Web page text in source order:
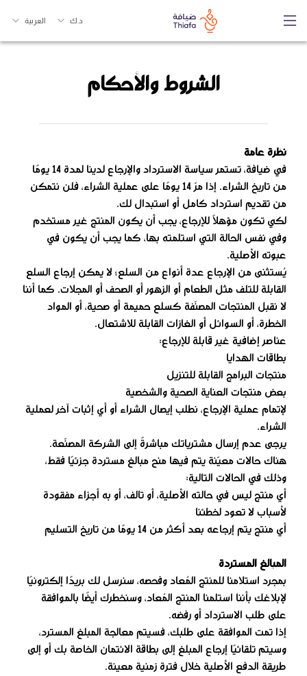
د.ك العربية
الشروط والأحكام
نظرة عامة
في ضيافة، تستمر سياسة الاسترداد والإرجاع لدينا لمدة 14 يومًا
من تاريخ الشراء. إذا مرّ 14 يومًا على عملية الشراء، فلن نتمكن
من تقديم استرداد كامل أو استبدال لك.
لكي تكون مؤهلًا للإرجاع، يجب أن يكون المنتج غير مستخدم
وفي نفس الحالة التي استلمته بها، كما يجب أن يكون في
عبوته الأصلية.
يُستثنى من الإرجاع عدة أنواع من السلع؛ لا يمكن إرجاع السلع
القابلة للتلف مثل الطعام أو الزهور أو الصحف أو المجلات. كما أننا
لا نقبل المنتجات المصنّفة كسلع حميمة أو صحية، أو المواد
الخطرة، أو السوائل أو الغازات القابلة للاشتعال.
عناصر إضافية غير قابلة للإرجاع:
بطاقات الهدايا
منتجات البرامج القابلة للتنزيل
بعض منتجات العناية الصحية والشخصية
لإتمام عملية الإرجاع، نطلب إيصال الشراء أو أي إثبات آخر لعملية
الشراء.
يرجى عدم إرسال مشترياتك مباشرةً إلى الشركة المصنّعة.
هناك حالات معيّنة يتم فيها منح مبالغ مستردة جزئيًا فقط،
وذلك في الحالات التالية:
أي منتج ليس في حالته الأصلية، أو تالف، أو به أجزاء مفقودة
لأسباب لا تعود لخطئنا
أي منتج يتم إرجاعه بعد أكثر من 14 يومًا من تاريخ التسليم
المبالغ المستردة
بمجرد استلامنا للمنتج المُعاد وفحصه، سنرسل لك بريدًا إلكترونيًا
لإبلاغك بأننا استلمنا المنتج المُعاد، وسنخطرك أيضًا بالموافقة
على طلب الاسترداد أو رفضه.
إذا تمت الموافقة على طلبك، فسيتم معالجة المبلغ المسترد،
وسيتم تلقائيًا إرجاع المبلغ إلى بطاقة الائتمان الخاصة بك أو إلى
طريقة الدفع الأصلية خلال فترة زمنية معينة.